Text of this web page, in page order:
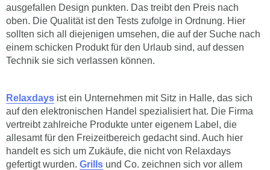
ausgefallen Design punkten. Das treibt den Preis nach
oben. Die Qualität ist den Tests zufolge in Ordnung. Hier
sollten sich all diejenigen umsehen, die auf der Suche nach
einem schicken Produkt für den Urlaub sind, auf dessen
Technik sie sich verlassen können.
Relaxdays ist ein Unternehmen mit Sitz in Halle, das sich
auf den elektronischen Handel spezialisiert hat. Die Firma
vertreibt zahlreiche Produkte unter eigenem Label, die
allesamt für den Freizeitbereich gedacht sind. Auch hier
handelt es sich um Zukäufe, die nicht von Relaxdays
gefertigt wurden. Grills und Co. zeichnen sich vor allem